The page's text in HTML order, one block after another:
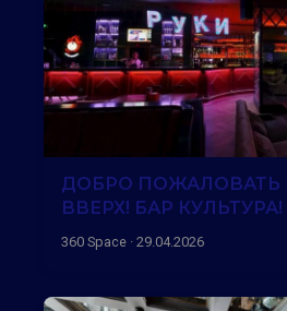
ДОБРО ПОЖАЛОВАТЬ
ВВЕРХ! БАР КУЛЬТУРА!
360 Space · 29.04.2026